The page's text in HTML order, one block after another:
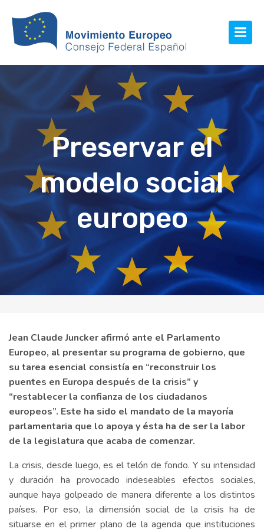
Preservar el
modelo social
europeo
Jean Claude Juncker afirmó ante el Parlamento
Europeo, al presentar su programa de gobierno, que
su tarea esencial consistía en “reconstruir los
puentes en Europa después de la crisis” y
“restablecer la confianza de los ciudadanos
europeos”. Este ha sido el mandato de la mayoría
parlamentaria que lo apoya y ésta ha de ser la labor
de la legislatura que acaba de comenzar.
La crisis, desde luego, es el telón de fondo. Y su intensidad
y duración ha provocado indeseables efectos sociales,
aunque haya golpeado de manera diferente a los distintos
países. Por eso, la dimensión social de la crisis ha de
situarse en el primer plano de la agenda que instituciones